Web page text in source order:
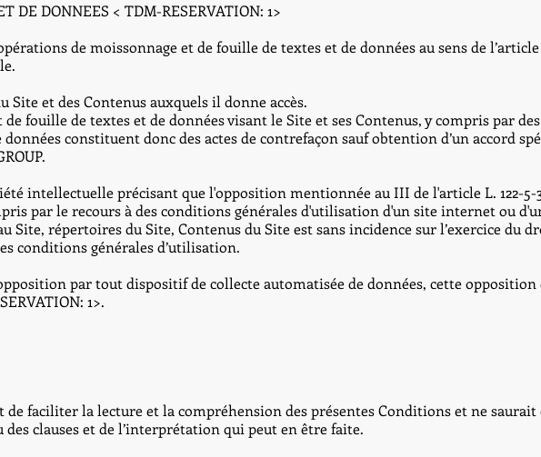
DE DONNEES < TDM-RESERVATION: 1>
de moissonnage et de fouille de textes et de données au sens de l’article
Site et des Contenus auxquels il donne accès.
fouille de textes et de données visant le Site et ses Contenus, y compris par des
constituent donc des actes de contrefaçon sauf obtention d’un accord
intellectuelle précisant que l'opposition mentionnée au III de l'article L. 122-5-
par le recours à des conditions générales d'utilisation d'un site internet ou
Site, répertoires du Site, Contenus du Site est sans incidence sur l’exercice du
conditions générales d’utilisation.
par tout dispositif de collecte automatisée de données, cette opposition
1>.
de faciliter la lecture et la compréhension des présentes Conditions et ne saurait
clauses et de l’interprétation qui peut en être faite.